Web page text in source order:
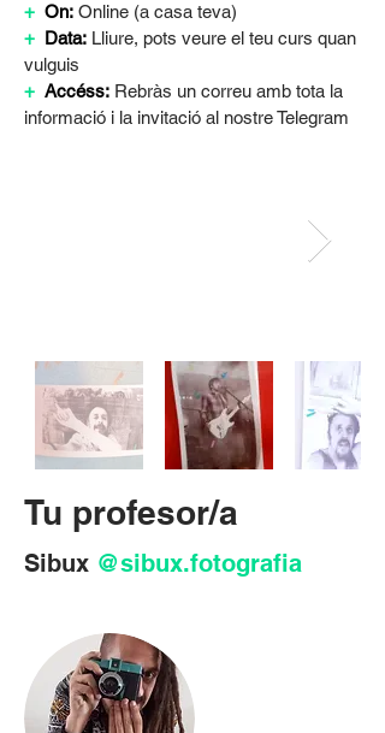
+ On: Online (a casa teva)
+ Data: Lliure, pots veure el teu curs quan
vulguis
+ Accéss: Rebràs un correu amb tota la
informació i la invitació al nostre Telegram
Tu profesor/a
Sibux @sibux.fotografia